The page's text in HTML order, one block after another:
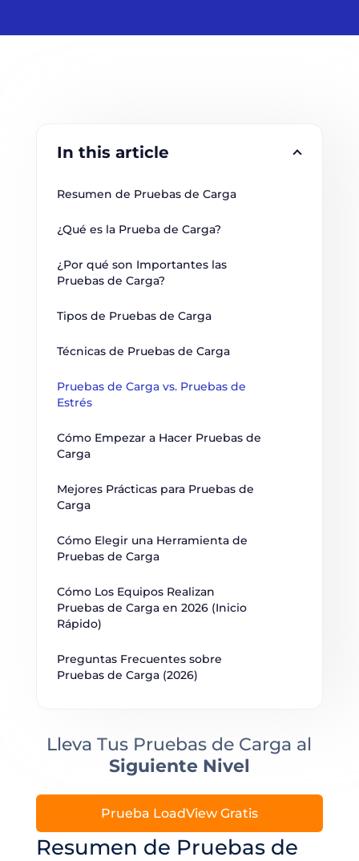
Resumen de Pruebas de
In this article
Resumen de Pruebas de Carga
¿Qué es la Prueba de Carga?
¿Por qué son Importantes las
Pruebas de Carga?
Tipos de Pruebas de Carga
Técnicas de Pruebas de Carga
Pruebas de Carga vs. Pruebas de
Estrés
Cómo Empezar a Hacer Pruebas de
Carga
Mejores Prácticas para Pruebas de
Carga
Cómo Elegir una Herramienta de
Pruebas de Carga
Cómo Los Equipos Realizan
Pruebas de Carga en 2026 (Inicio
Rápido)
Preguntas Frecuentes sobre
Pruebas de Carga (2026)
Lleva Tus Pruebas de Carga al
Siguiente Nivel
Prueba LoadView Gratis